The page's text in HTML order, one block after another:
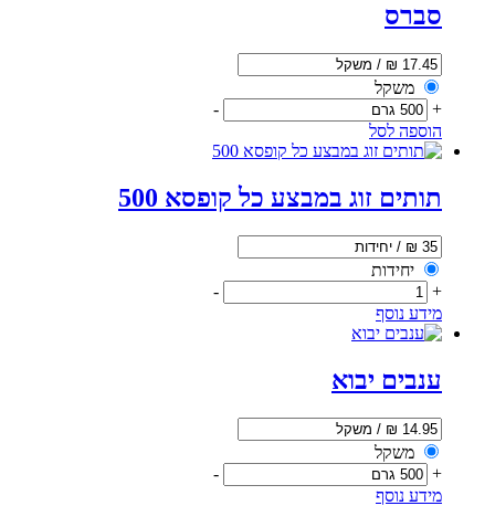
סברס
משקל
+
-
הוספה לסל
תותים זוג במבצע כל קופסא 500
יחידות
+
-
מידע נוסף
ענבים יבוא
משקל
+
-
מידע נוסף